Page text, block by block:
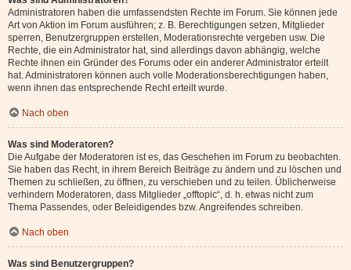
Administratoren haben die umfassendsten Rechte im Forum. Sie können jede
Art von Aktion im Forum ausführen; z. B. Berechtigungen setzen, Mitglieder
sperren, Benutzergruppen erstellen, Moderationsrechte vergeben usw. Die
Rechte, die ein Administrator hat, sind allerdings davon abhängig, welche
Rechte ihnen ein Gründer des Forums oder ein anderer Administrator erteilt
hat. Administratoren können auch volle Moderationsberechtigungen haben,
wenn ihnen das entsprechende Recht erteilt wurde.
Nach oben
Was sind Moderatoren?
Die Aufgabe der Moderatoren ist es, das Geschehen im Forum zu beobachten.
Sie haben das Recht, in ihrem Bereich Beiträge zu ändern und zu löschen und
Themen zu schließen, zu öffnen, zu verschieben und zu teilen. Üblicherweise
verhindern Moderatoren, dass Mitglieder „offtopic“, d. h. etwas nicht zum
Thema Passendes, oder Beleidigendes bzw. Angreifendes schreiben.
Nach oben
Was sind Benutzergruppen?